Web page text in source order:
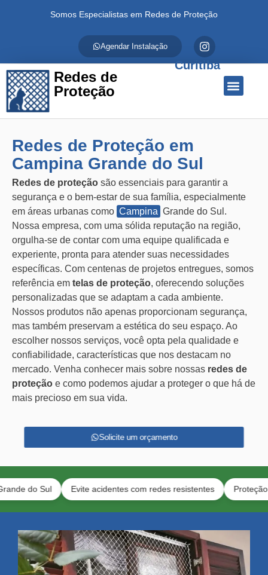
Somos Especialistas em Redes de Proteção
Agendar Instalação
Redes de
Proteção
Curitiba
Redes de Proteção em
Campina Grande do Sul
Redes de proteção são essenciais para garantir a
segurança e o bem-estar de sua família, especialmente
em áreas urbanas como Campina Grande do Sul.
Nossa empresa, com uma sólida reputação na região,
orgulha-se de contar com uma equipe qualificada e
experiente, pronta para atender suas necessidades
específicas. Com centenas de projetos entregues, somos
referência em telas de proteção, oferecendo soluções
personalizadas que se adaptam a cada ambiente.
Nossos produtos não apenas proporcionam segurança,
mas também preservam a estética do seu espaço. Ao
escolher nossos serviços, você opta pela qualidade e
confiabilidade, características que nos destacam no
mercado. Venha conhecer mais sobre nossas redes de
proteção e como podemos ajudar a proteger o que há de
mais precioso em sua vida.
Solicite um orçamento
Sul Evite acidentes com redes resistentes Proteção para